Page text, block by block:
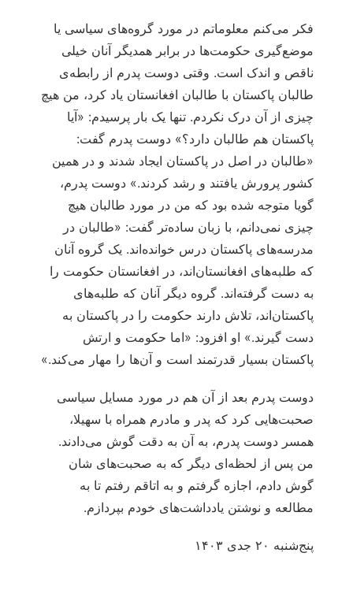
فکر می‌کنم معلوماتم در مورد گروه‌های سیاسی یا
موضع‌گیری حکومت‌ها در برابر همدیگر آنان خیلی
ناقص و اندک است. وقتی دوست پدرم از رابطه‌ی
طالبان پاکستان با طالبان افغانستان یاد کرد، من هیچ
چیزی از آن درک نکردم. تنها یک بار پرسیدم: «آیا
پاکستان هم طالبان دارد؟» دوست پدرم گفت:
«طالبان در اصل در پاکستان ایجاد شدند و در همین
کشور پرورش یافتند و رشد کردند.» دوست پدرم،
گویا متوجه شده بود که من در مورد طالبان هیچ
چیزی نمی‌دانم، با زبان ساده‌تر گفت: «طالبان در
مدرسه‌های پاکستان درس خوانده‌اند. یک گروه آنان
که طلبه‌های افغانستان‌اند، در افغانستان حکومت را
به دست گرفته‌اند. گروه دیگر آنان که طلبه‌های
پاکستان‌اند، تلاش دارند حکومت را در پاکستان به
دست گیرند.» او افزود: «اما حکومت و ارتش
پاکستان بسیار قدرتمند است و آن‌ها را مهار می‌کند.»
دوست پدرم بعد از آن هم در مورد مسایل سیاسی
صحبت‌هایی کرد که پدر و مادرم همراه با سهیلا،
همسر دوست پدرم، به آن به دقت گوش می‌دادند.
من پس از لحظه‌ای دیگر که به صحبت‌های شان
گوش دادم، اجازه گرفتم و به اتاقم رفتم تا به
مطالعه و نوشتن یادداشت‌های خودم بپردازم.
پنج‌شنبه ۲۰ جدی ۱۴۰۳